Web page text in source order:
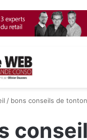
/ bons conseils de